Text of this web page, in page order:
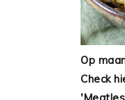
Op
Check